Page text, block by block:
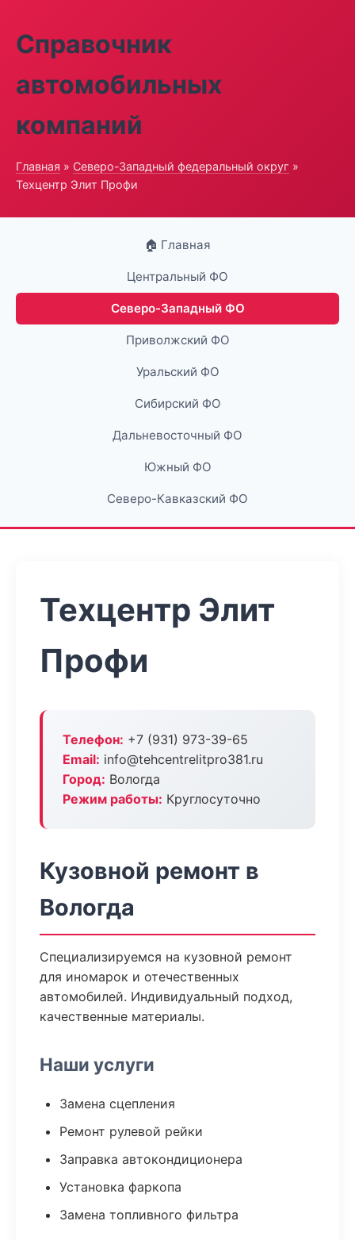
Справочник
автомобильных
компаний
Главная » Северо-Западный федеральный округ »
Техцентр Элит Профи
🏠 Главная
Центральный ФО
Северо-Западный ФО
Приволжский ФО
Уральский ФО
Сибирский ФО
Дальневосточный ФО
Южный ФО
Северо-Кавказский ФО
Техцентр Элит
Профи
Телефон: +7 (931) 973-39-65
Email: info@tehcentrelitpro381.ru
Город: Вологда
Режим работы: Круглосуточно
Кузовной ремонт в
Вологда
Специализируемся на кузовной ремонт
для иномарок и отечественных
автомобилей. Индивидуальный подход,
качественные материалы.
Наши услуги
Замена сцепления
Ремонт рулевой рейки
Заправка автокондиционера
Установка фаркопа
Замена топливного фильтра